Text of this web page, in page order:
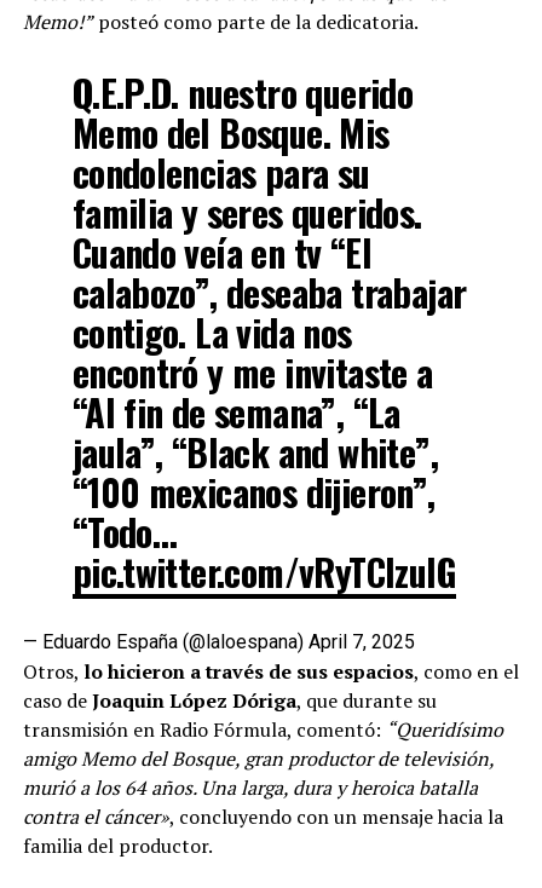
Memo!”posteó como parte de la dedicatoria.
Q.E.P.D. nuestro querido
Memo del Bosque. Mis
condolencias para su
familia y seres queridos.
Cuando veía en tv “El
calabozo”, deseaba trabajar
contigo. La vida nos
encontró y me invitaste a
“Al fin de semana”, “La
jaula”, “Black and white”,
“100 mexicanos dijieron”,
“Todo…
pic.twitter.com/vRyTCIzuIG
— Eduardo España (@laloespana) April 7, 2025
Otros, lo hicieron a través de sus espacios, como en el
caso deJoaquin López Dóriga, que durante su
transmisión en Radio Fórmula, comentó: “Queridísimo
amigo Memo del Bosque, gran productor de televisión,
murió a los 64 años. Una larga, dura y heroica batalla
contra el cáncer», concluyendo con un mensaje hacia la
familia del productor.